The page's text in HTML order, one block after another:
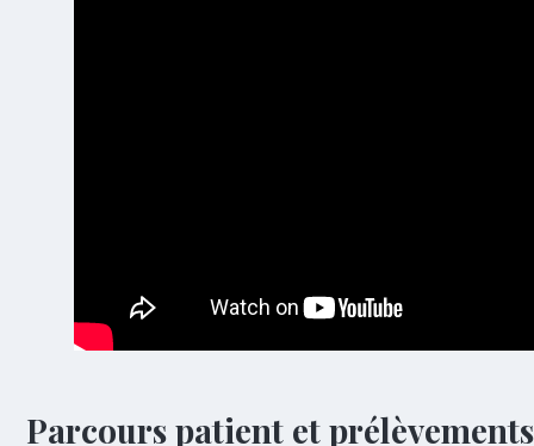
Parcours patient et